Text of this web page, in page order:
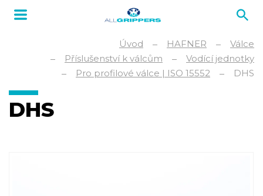
Úvod HAFNER
Válce
Příslušenství k válcům
Vodící jednotky
Pro profilové válce | ISO 15552
DHS
DHS